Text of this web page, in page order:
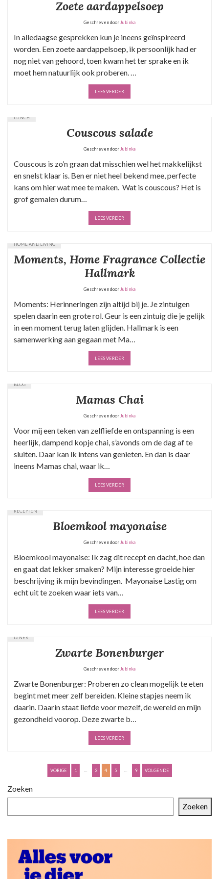
Zoete aardappelsoep
Geschreven door Jubinka
In alledaagse gesprekken kun je ineens geïnspireerd
worden. Een zoete aardappelsoep, ik persoonlijk had er
nog niet van gehoord, toen kwam het ter sprake en ik
moet hem natuurlijk ook proberen. …
LEES VERDER
LUNCH
Couscous salade
Geschreven door Jubinka
Couscous is zo’n graan dat misschien wel het makkelijkst
en snelst klaar is. Ben er niet heel bekend mee, perfecte
kans om hier wat mee te maken. Wat is couscous? Het is
grof gemalen durum…
LEES VERDER
HOME AND LIVING
Moments, Home Fragrance Collectie
Hallmark
Geschreven door Jubinka
Moments: Herinneringen zijn altijd bij je. Je zintuigen
spelen daarin een grote rol. Geur is een zintuig die je gelijk
in een moment terug laten glijden. Hallmark is een
samenwerking aan gegaan met Ma…
LEES VERDER
BLOG
Mamas Chai
Geschreven door Jubinka
Voor mij een teken van zelfliefde en ontspanning is een
heerlijk, dampend kopje chai, s’avonds om de dag af te
sluiten. Daar kan ik intens van genieten. En dan is daar
ineens Mamas chai, waar ik…
LEES VERDER
RECEPTEN
Bloemkool mayonaise
Geschreven door Jubinka
Bloemkool mayonaise: Ik zag dit recept en dacht, hoe dan
en gaat dat lekker smaken? Mijn interesse groeide hier
beschrijving ik mijn bevindingen. Mayonaise Lastig om
echt uit te zoeken waar iets van…
LEES VERDER
DINER
Zwarte Bonenburger
Geschreven door Jubinka
Zwarte Bonenburger: Proberen zo clean mogelijk te eten
begint met meer zelf bereiden. Kleine stapjes neem ik
daarin. Daarin staat liefde voor mezelf, de wereld en mijn
gezondheid voorop. Deze zwarte b…
LEES VERDER
B
r
h
t
e
VORIGE 1 3 4 5 9 VOLGENDE
Zoeken
Zoeken